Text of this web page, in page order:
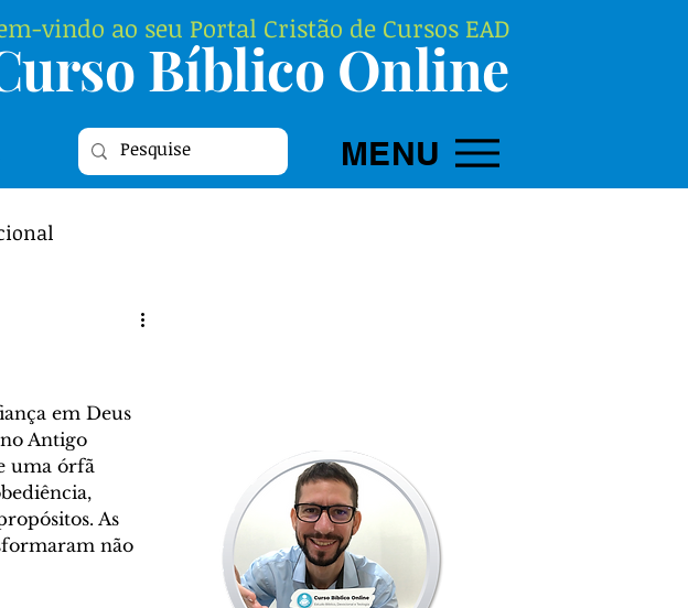
Bíblico Online
vindo ao seu Portal Cristão de Cursos EAD
MENU
Bíblicas
Online
em Deus
Antigo
uma órfã
As
não